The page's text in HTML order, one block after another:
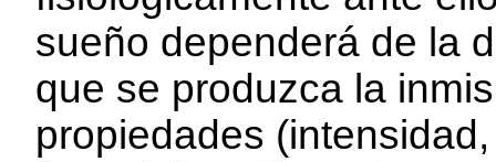
sueño dependerá de la
que se produzca la
propiedades